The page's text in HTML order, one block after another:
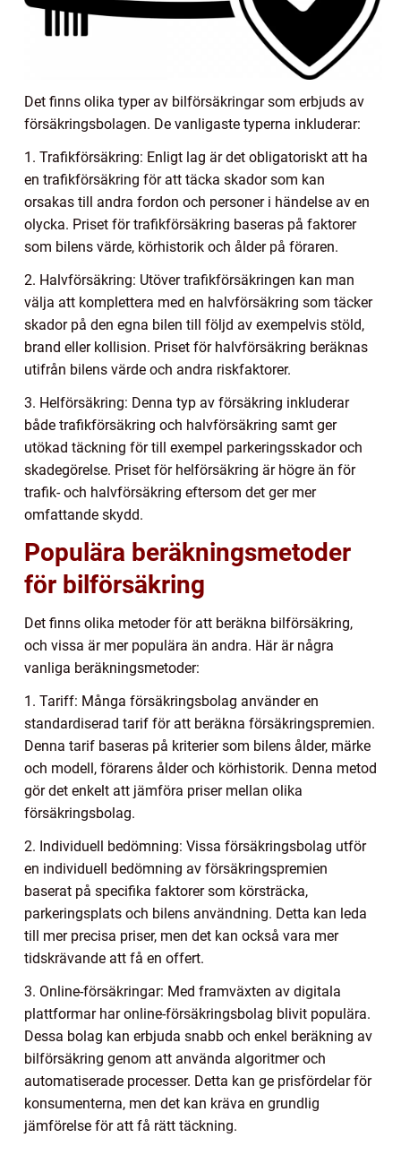
Det finns olika typer av bilförsäkringar som erbjuds av
försäkringsbolagen. De vanligaste typerna inkluderar:
1. Trafikförsäkring: Enligt lag är det obligatoriskt att ha
en trafikförsäkring för att täcka skador som kan
orsakas till andra fordon och personer i händelse av en
olycka. Priset för trafikförsäkring baseras på faktorer
som bilens värde, körhistorik och ålder på föraren.
2. Halvförsäkring: Utöver trafikförsäkringen kan man
välja att komplettera med en halvförsäkring som täcker
skador på den egna bilen till följd av exempelvis stöld,
brand eller kollision. Priset för halvförsäkring beräknas
utifrån bilens värde och andra riskfaktorer.
3. Helförsäkring: Denna typ av försäkring inkluderar
både trafikförsäkring och halvförsäkring samt ger
utökad täckning för till exempel parkeringsskador och
skadegörelse. Priset för helförsäkring är högre än för
trafik- och halvförsäkring eftersom det ger mer
omfattande skydd.
Populära beräkningsmetoder
för bilförsäkring
Det finns olika metoder för att beräkna bilförsäkring,
och vissa är mer populära än andra. Här är några
vanliga beräkningsmetoder:
1. Tariff: Många försäkringsbolag använder en
standardiserad tarif för att beräkna försäkringspremien.
Denna tarif baseras på kriterier som bilens ålder, märke
och modell, förarens ålder och körhistorik. Denna metod
gör det enkelt att jämföra priser mellan olika
försäkringsbolag.
2. Individuell bedömning: Vissa försäkringsbolag utför
en individuell bedömning av försäkringspremien
baserat på specifika faktorer som körsträcka,
parkeringsplats och bilens användning. Detta kan leda
till mer precisa priser, men det kan också vara mer
tidskrävande att få en offert.
3. Online-försäkringar: Med framväxten av digitala
plattformar har online-försäkringsbolag blivit populära.
Dessa bolag kan erbjuda snabb och enkel beräkning av
bilförsäkring genom att använda algoritmer och
automatiserade processer. Detta kan ge prisfördelar för
konsumenterna, men det kan kräva en grundlig
jämförelse för att få rätt täckning.